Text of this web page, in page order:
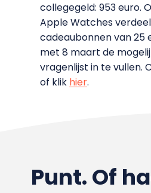
collegegeld: 953 euro.
Apple Watches
cadeaubonnen van 25
met 8 maart de
vragenlijst in te vullen.
of klik hier.
Punt. Of